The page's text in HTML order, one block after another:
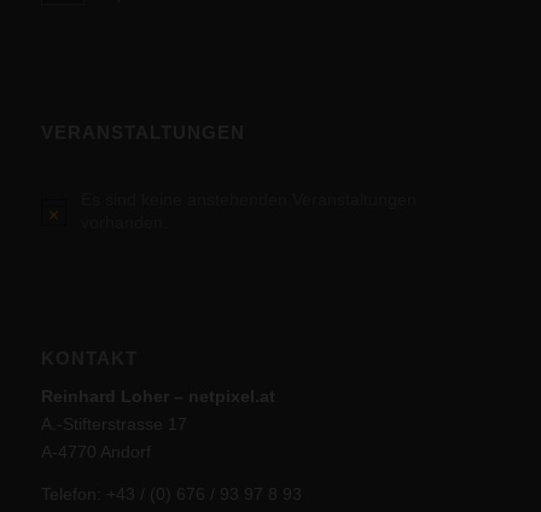
Hinweis
Reinhard Loher – netpixel.at
A.-Stifterstrasse 17
A-4770 Andorf
Telefon: +43 / (0) 676 / 93 97 8 93